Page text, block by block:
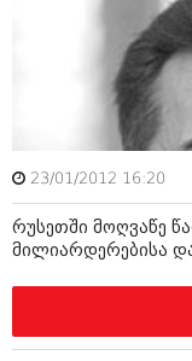
აგვისტო
ივლისი
ივნისი
მაისი
მარტი
იანვარი
დეკემბერი
ნოემბერი
ოქტომბერი
სექტემბერი
სექტემბერი 2020
აგვისტო 2020 (249)
ივლისი 2020 (204)
ივნისი 2020 (249)
არქივის ზომის
23/01/2012 16:20
რუსეთში მოღვაწე
მილიარდერებისა